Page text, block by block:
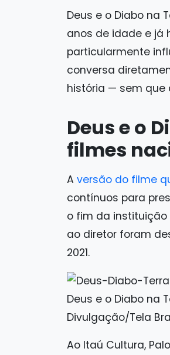
Deus e o Diabo na
anos de idade e já
particularmente
conversa
história — sem que
Deus e o
filmes
A versão do filme
contínuos para
o fim da instituição
ao diretor foram
2021.
Deus e o Diabo na
Divulgação/Tela
Ao Itaú Cultura,